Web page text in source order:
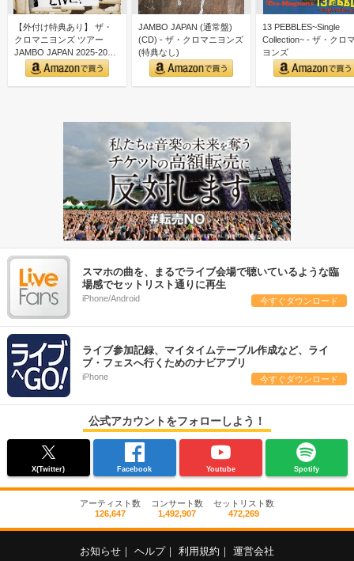
【外付け特典あり】 ザ・
クロマニヨンズ ツアー
JAMBO JAPAN 2025-2026
(通常…
JAMBO JAPAN (通常盤)
(CD) - ザ・クロマニヨンズ
(特典なし)
13 PEBBLES~Single
Collection~ - ザ・クロ
ヨンズ
スマホの曲を、まるでライブ会場で聴いているような臨
場感でセットリスト通りに再生
iPhone/Android 今すぐダウンロード
ライブ参加記録、マイタイムテーブル作成など、ライ
ブ・フェスへ行くためのナビアプリ
iPhone 今すぐダウンロード
公式アカウントをフォローしよう！
X(Twitter) Facebook Youtube Spotify
アーティスト数
126,647
コンサート数
1,492,907
セットリスト数
472,269
お知らせ ヘルプ 利用規約 運営会社